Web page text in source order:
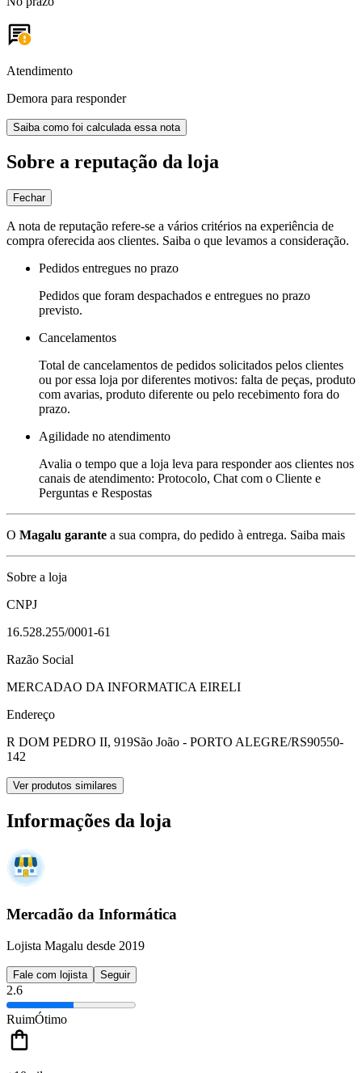
Atendimento
Demora para responder
Saiba como foi calculada essa nota
Sobre a reputação da loja
Fechar
A nota de reputação refere-se a vários critérios na experiência de
compra oferecida aos clientes. Saiba o que levamos a consideração.
Pedidos entregues no prazo
Pedidos que foram despachados e entregues no prazo
previsto.
Cancelamentos
Total de cancelamentos de pedidos solicitados pelos clientes
ou por essa loja por diferentes motivos: falta de peças, produto
com avarias, produto diferente ou pelo recebimento fora do
prazo.
Agilidade no atendimento
Avalia o tempo que a loja leva para responder aos clientes nos
canais de atendimento: Protocolo, Chat com o Cliente e
Perguntas e Respostas
O Magalu garante a sua compra, do pedido à entrega. Saiba mais
Sobre a loja
CNPJ
16.528.255/0001-61
Razão Social
MERCADAO DA INFORMATICA EIRELI
Endereço
R DOM PEDRO II, 919São João - PORTO ALEGRE/RS90550-
142
Ver produtos similares
Informações da loja
Mercadão da Informática
Lojista Magalu desde 2019
Fale com lojista Seguir
2.6
RuimÓtimo